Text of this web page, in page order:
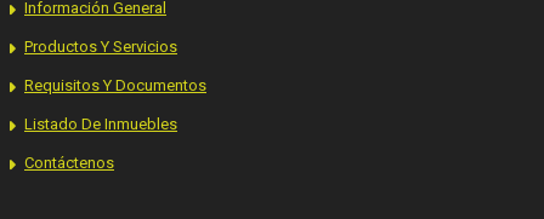
Información General
Productos Y Servicios
Requisitos Y Documentos
Listado De Inmuebles
Contáctenos